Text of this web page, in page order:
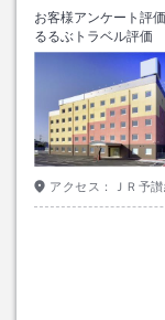
お客様アンケート評価
るるぶトラベル評価
アクセス： ＪＲ予